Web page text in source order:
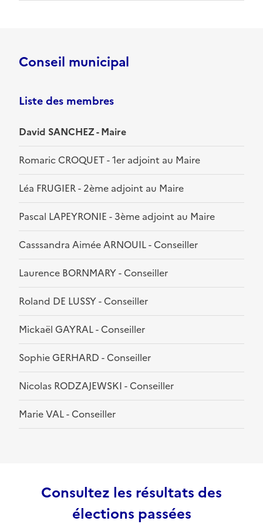
Conseil municipal
Liste des membres
David SANCHEZ - Maire
Romaric CROQUET - 1er adjoint au Maire
Léa FRUGIER - 2ème adjoint au Maire
Pascal LAPEYRONIE - 3ème adjoint au Maire
Casssandra Aimée ARNOUIL - Conseiller
Laurence BORNMARY - Conseiller
Roland DE LUSSY - Conseiller
Mickaël GAYRAL - Conseiller
Sophie GERHARD - Conseiller
Nicolas RODZAJEWSKI - Conseiller
Marie VAL - Conseiller
Consultez les résultats des
élections passées